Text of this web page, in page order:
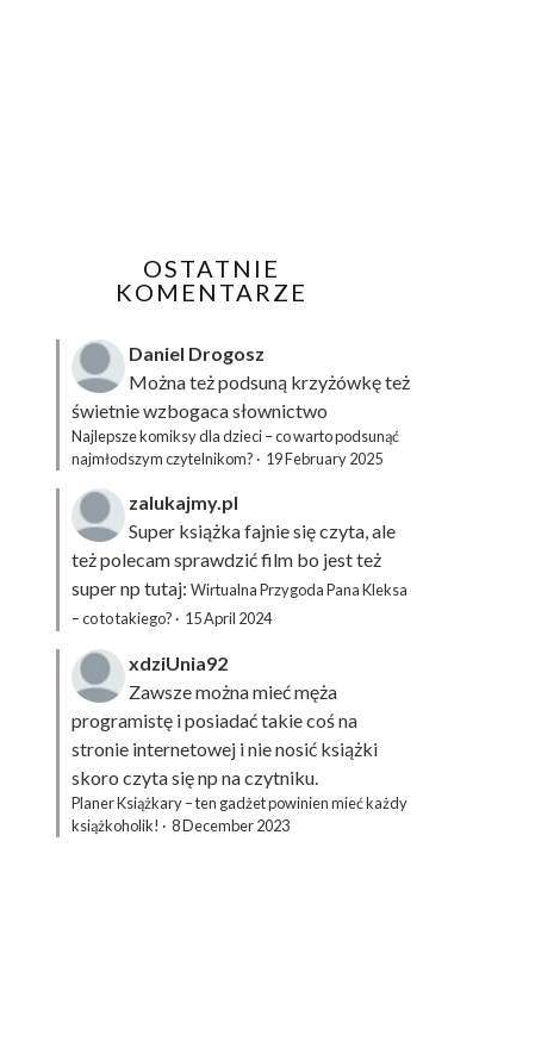
OSTATNIE
KOMENTARZE
Daniel Drogosz
Można też podsuną krzyżówkęteż
świetnie wzbogaca słownictwo
Najlepsze komiksy dla dzieci – co warto podsunąć
najmłodszym czytelnikom? · 19 February 2025
zalukajmy.pl
Super książka fajnie się czyta, ale
też polecam sprawdzić film bo jest też
super np tutaj: Wirtualna Przygoda Pana Kleksa
– co to takiego? · 15 April 2024
xdziUnia92
Zawsze można mieć męża
programistę i posiadać takie coś na
stronie internetowej i nie nosić książki
skoro czyta się np na czytniku.
Planer Książkary – ten gadżet powinien mieć każdy
książkoholik! · 8 December 2023